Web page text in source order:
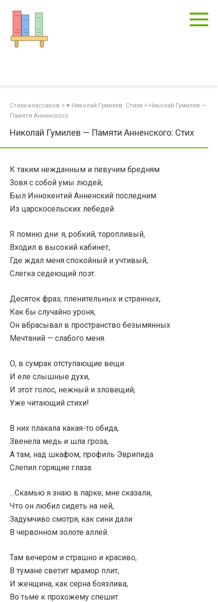
контенту
Стихи классиков > ♥ Николай Гумилев: Стихи > Николай Гумилев —
Памяти Анненского
Николай Гумилев — Памяти Анненского: Стих
К таким нежданным и певучим бредням
Зовя с собой умы людей,
Был Иннокентий Анненский последним
Из царскосельских лебедей.
Я помню дни: я, робкий, торопливый,
Входил в высокий кабинет,
Где ждал меня спокойный и учтивый,
Слегка седеющий поэт.
Десяток фраз, пленительных и странных,
Как бы случайно уроня,
Он вбрасывал в пространство безымянных
Мечтаний — слабого меня.
О, в сумрак отступающие вещи
И еле слышные духи,
И этот голос, нежный и зловещий,
Уже читающий стихи!
В них плакала какая-то обида,
Звенела медь и шла гроза,
А там, над шкафом, профиль Эврипида
Слепил горящие глаза.
…Скамью я знаю в парке; мне сказали,
Что он любил сидеть на ней,
Задумчиво смотря, как сини дали
В червонном золоте аллей.
Там вечером и страшно и красиво,
В тумане светит мрамор плит,
И женщина, как серна боязлива,
Во тьме к прохожему спешит.